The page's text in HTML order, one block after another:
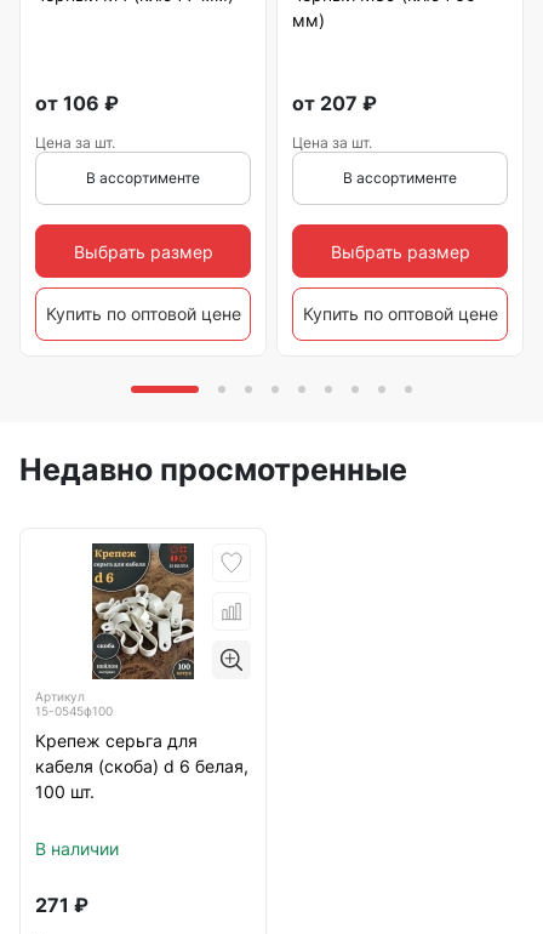
от 106 ₽
Цена за шт.
В ассортименте
Выбрать размер
Купить по оптовой цене
мм)
от 207 ₽
Цена за шт.
В ассортименте
Выбрать размер
Купить по оптовой цене
Недавно просмотренные
Артикул
15-0545ф100
Крепеж серьга для
кабеля (скоба) d 6 белая,
100 шт.
В наличии
271 ₽